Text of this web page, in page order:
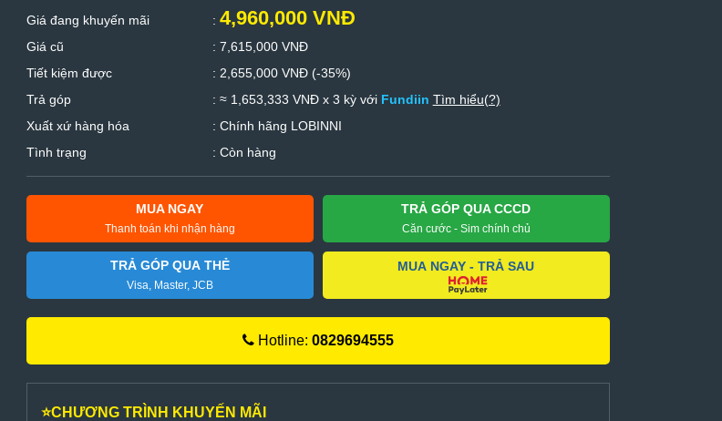
Giá đang khuyến mãi
: 4,960,000 VNĐ
Giá cũ : 7,615,000 VNĐ
Tiết kiệm được
: 2,655,000 VNĐ (-35%)
Trả góp
: ≈ 1,653,333 VNĐ x 3 kỳ với Fundiin Tìm hiểu(?)
Xuất xứ hàng hóa
: Chính hãng LOBINNI
Tình trạng
: Còn hàng
MUA NGAY
Thanh toán khi nhận hàng
TRẢ GÓP QUA CCCD
Căn cước - Sim chính chủ
TRẢ GÓP QUA THẺ
Visa, Master, JCB
MUA NGAY - TRẢ SAU
Hotline: 0829694555
⭐CHƯƠNG TRÌNH KHUYẾN MÃI